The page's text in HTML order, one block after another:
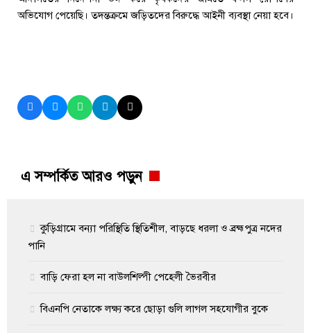
অভিযোগ পেয়েছি। তদন্তক্রমে জড়িতদের বিরুদ্ধে আইনী ব্যবস্থা নেয়া হবে।
এ সম্পর্কিত আরও পড়ুন
কুড়িগ্রামে বন্যা পরিস্থিতি স্থিতিশীল, বাড়ছে ধরলা ও ব্রহ্মপুত্র নদের
পানি
বাড়ি ফেরা হল না বাউলশিল্পী পেহেলী ভৈরবীর
বিএনপি নেতাকে লক্ষ্য করে ছোড়া গুলি লাগল সহযোগীর বুকে